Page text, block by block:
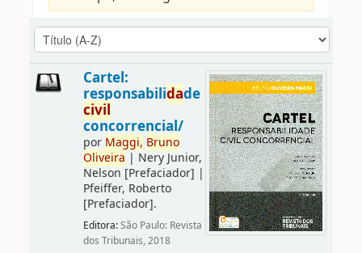
Cartel:
responsabilidade
civil
concorrencial/
por Maggi, Bruno
Oliveira | Nery Junior,
Nelson [Prefaciador] |
Pfeiffer, Roberto
[Prefaciador].
Editora:São Paulo: Revista
dos Tribunais, 2018